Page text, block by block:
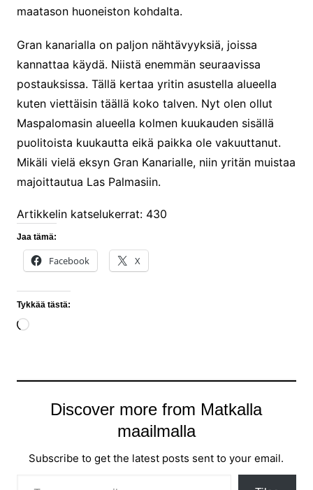
maatason huoneiston kohdalta.
Gran kanarialla on paljon nähtävyyksiä, joissa
kannattaa käydä. Niistä enemmän seuraavissa
postauksissa. Tällä kertaa yritin asustella alueella
kuten viettäisin täällä koko talven. Nyt olen ollut
Maspalomasin alueella kolmen kuukauden sisällä
puolitoista kuukautta eikä paikka ole vakuuttanut.
Mikäli vielä eksyn Gran Kanarialle, niin yritän muistaa
majoittautua Las Palmasiin.
Artikkelin katselukerrat: 430
Jaa tämä:
Facebook X
Tykkää tästä:
Loading…
Discover more from Matkalla
maailmalla
Subscribe to get the latest posts sent to your email.